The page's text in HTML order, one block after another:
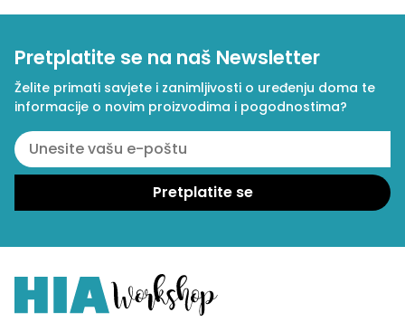
Pretplatite se na naš Newsletter
Želite primati savjete i zanimljivosti o uređenju doma te
informacije o novim proizvodima i pogodnostima?